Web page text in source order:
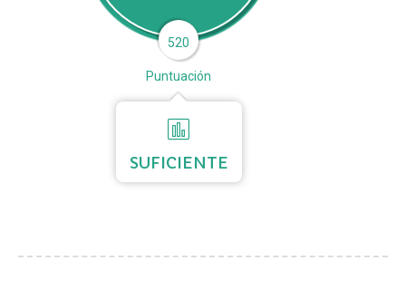
520
Puntuación
SUFICIENTE